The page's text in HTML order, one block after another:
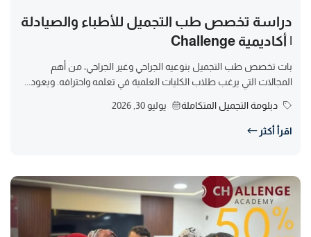
دراسة تخصص طب التجميل للأطباء والصيادلة
| أكاديمية Challenge
بات تخصص طب التجميل بنوعيه الجراحي وغير الجراحي، من أهم
المجالات التي يرغب طلاب الكليات العلمية في تعلمه واحترافه. ويعود...
دبلومة التجميل المتكاملة يوليو 30, 2026
اقرأ أكثر